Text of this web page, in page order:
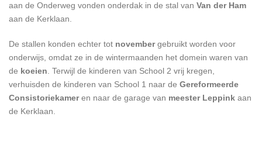
aan de Onderweg vonden onderdak in de stal van Van der Ham
aan de Kerklaan.
De stallen konden echter tot novembergebruikt worden voor
onderwijs, omdat ze in de wintermaanden het domein waren van
de koeien. Terwijl de kinderen van School 2 vrij kregen,
verhuisden de kinderen van School 1 naar de Gereformeerde
Consistoriekameren naar de garage van meester Leppink aan
de Kerklaan.